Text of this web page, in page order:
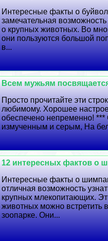
Интересные факты о
замечательная
о крупных животных. Во
они пользуются большой
в...
Всем мужьям
Просто прочитайте эти
любимому. Хорошее
обеспечено непременно!
измученным и серым, На
12 интересных фактов о
Интересные факты о
отличная возможность
крупных млекопитающих.
животных можно встретить
зоопарке. Они...